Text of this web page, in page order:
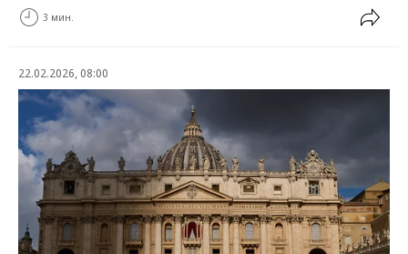
3 мин.
22.02.2026, 08:00